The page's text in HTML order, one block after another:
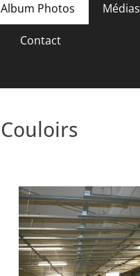
Album Photos Médias
Contact
Couloirs